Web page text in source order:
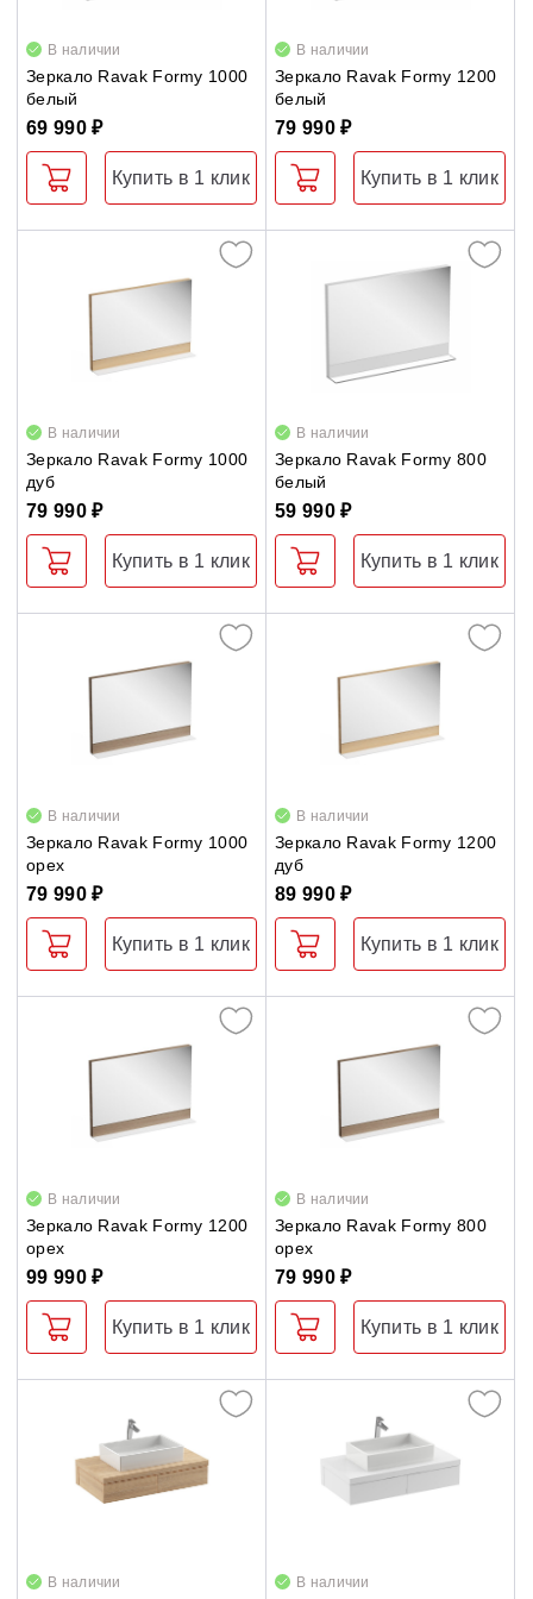
Ring
ROSA II
Step
SUD
Зеркала
Столешницы для умывальника
Душевые уголки
Поддоны для душа
Сиденья OVO для душевых уголков
Полотенцесушители
Гидромассаж для ванны
Душевые каналы
Средства ухода
В наличии
Зеркало Ravak Formy 1000
белый
69 990 ₽
Купить в 1 клик
В наличии
Зеркало Ravak Formy 1200
белый
79 990 ₽
Купить в 1 клик
В наличии
Зеркало Ravak Formy 1000
дуб
79 990 ₽
Купить в 1 клик
В наличии
Зеркало Ravak Formy 800
белый
59 990 ₽
Купить в 1 клик
В наличии
Зеркало Ravak Formy 1000
орех
79 990 ₽
Купить в 1 клик
В наличии
Зеркало Ravak Formy 1200
дуб
89 990 ₽
Купить в 1 клик
В наличии
Зеркало Ravak Formy 1200
орех
99 990 ₽
Купить в 1 клик
В наличии
Зеркало Ravak Formy 800
орех
79 990 ₽
Купить в 1 клик
В наличии В наличии